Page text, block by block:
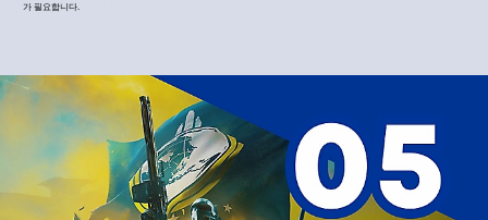
가 필요합니다.